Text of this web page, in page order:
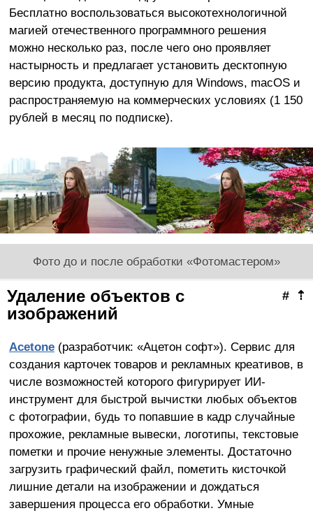
Бесплатно воспользоваться высокотехнологичной
магией отечественного программного решения
можно несколько раз, после чего оно проявляет
настырность и предлагает установить десктопную
версию продукта, доступную для Windows, macOS и
распространяемую на коммерческих условиях (1 150
рублей в месяц по подписке).
Фото до и после обработки «Фотомастером»
⇡
#
Удаление объектов с
изображений
Acetone(разработчик: «Ацетон софт»). Сервис для
создания карточек товаров и рекламных креативов, в
числе возможностей которого фигурирует ИИ-
инструмент для быстрой вычистки любых объектов
с фотографии, будь то попавшие в кадр случайные
прохожие, рекламные вывески, логотипы, текстовые
пометки и прочие ненужные элементы. Достаточно
загрузить графический файл, пометить кисточкой
лишние детали на изображении и дождаться
завершения процесса его обработки. Умные